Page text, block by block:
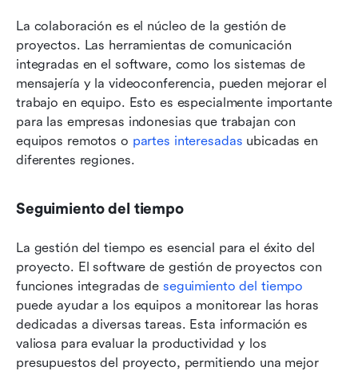
La colaboración es el núcleo de la gestión de
proyectos. Las herramientas de comunicación
integradas en el software, como los sistemas de
mensajería y la videoconferencia, pueden mejorar el
trabajo en equipo. Esto es especialmente importante
para las empresas indonesias que trabajan con
equipos remotos o partes interesadas ubicadas en
diferentes regiones.
Seguimiento del tiempo
La gestión del tiempo es esencial para el éxito del
proyecto. El software de gestión de proyectos con
funciones integradas de seguimiento del tiempo
puede ayudar a los equipos a monitorear las horas
dedicadas a diversas tareas. Esta información es
valiosa para evaluar la productividad y los
presupuestos del proyecto, permitiendo una mejor